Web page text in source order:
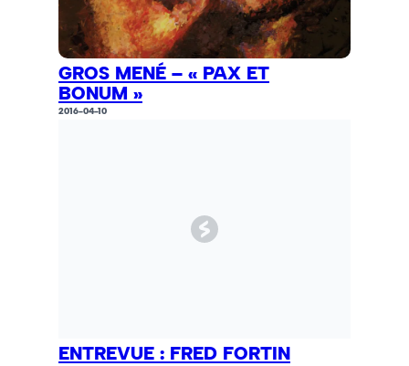
GROS MENÉ – « PAX ET
BONUM »
2016-04-10
ENTREVUE : FRED FORTIN